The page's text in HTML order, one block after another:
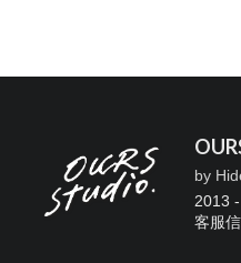
by
2013
客服